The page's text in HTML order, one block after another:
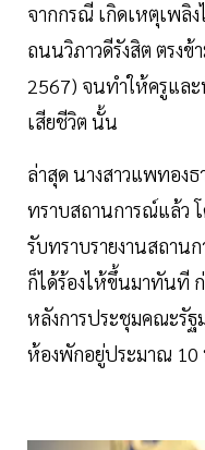
จากกรณี เกิดเหตุเพลิ
ถนนวิภาวดีรังสิต ตรง
2567) จนทำให้ครูแล
เสียชีวิต นั้น
ล่าสุด นางสาวแพทอง
ทราบสถานการณ์แล้ว โ
รับทราบรายงานสถาน
ก็ได้ร้องไห้ขึ้นมาทันที
หลังการประชุมคณะรัฐ
ห้องพักอยู่ประมาณ